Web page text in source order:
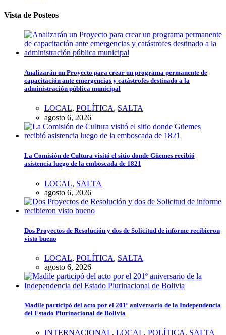
Vista de Posteos
Analizarán un Proyecto para crear un programa permanente de
capacitación ante emergencias y catástrofes destinado a la
administración pública municipal
LOCAL, POLÍTICA, SALTA
agosto 6, 2026
La Comisión de Cultura visitó el sitio donde Güemes recibió
asistencia luego de la emboscada de 1821
LOCAL, SALTA
agosto 6, 2026
Dos Proyectos de Resolución y dos de Solicitud de informe recibieron
visto bueno
LOCAL, POLÍTICA, SALTA
agosto 6, 2026
Madile participó del acto por el 201º aniversario de la Independencia
del Estado Plurinacional de Bolivia
INTERNACIONAL, LOCAL, POLÍTICA, SALTA